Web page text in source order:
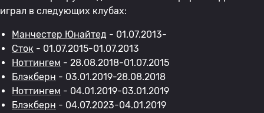
играл в следующих клубах:
Манчестер Юнайтед - 01.07.2013-
Сток - 01.07.2015-01.07.2013
Ноттингем - 28.08.2018-01.07.2015
Блэкберн - 03.01.2019-28.08.2018
Ноттингем - 04.01.2019-03.01.2019
Блэкберн - 04.07.2023-04.01.2019